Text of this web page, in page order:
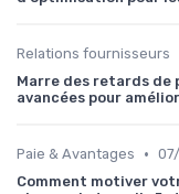
Relations fournisseurs
Marre des retards de
avancées pour
Paie & Avantages •
Comment motiver